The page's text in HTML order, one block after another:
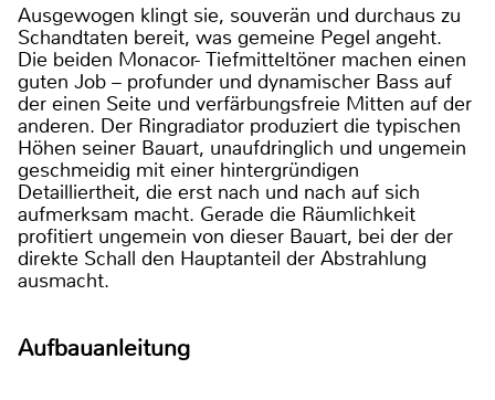
Ausgewogen klingt sie, souverän und durchaus zu
Schandtaten bereit, was gemeine Pegel angeht.
Die beiden Monacor- Tiefmitteltöner machen einen
guten Job – profunder und dynamischer Bass auf
der einen Seite und verfärbungsfreie Mitten auf der
anderen. Der Ringradiator produziert die typischen
Höhen seiner Bauart, unaufdringlich und ungemein
geschmeidig mit einer hintergründigen
Detailliertheit, die erst nach und nach auf sich
aufmerksam macht. Gerade die Räumlichkeit
profitiert ungemein von dieser Bauart, bei der der
direkte Schall den Hauptanteil der Abstrahlung
ausmacht.
Aufbauanleitung